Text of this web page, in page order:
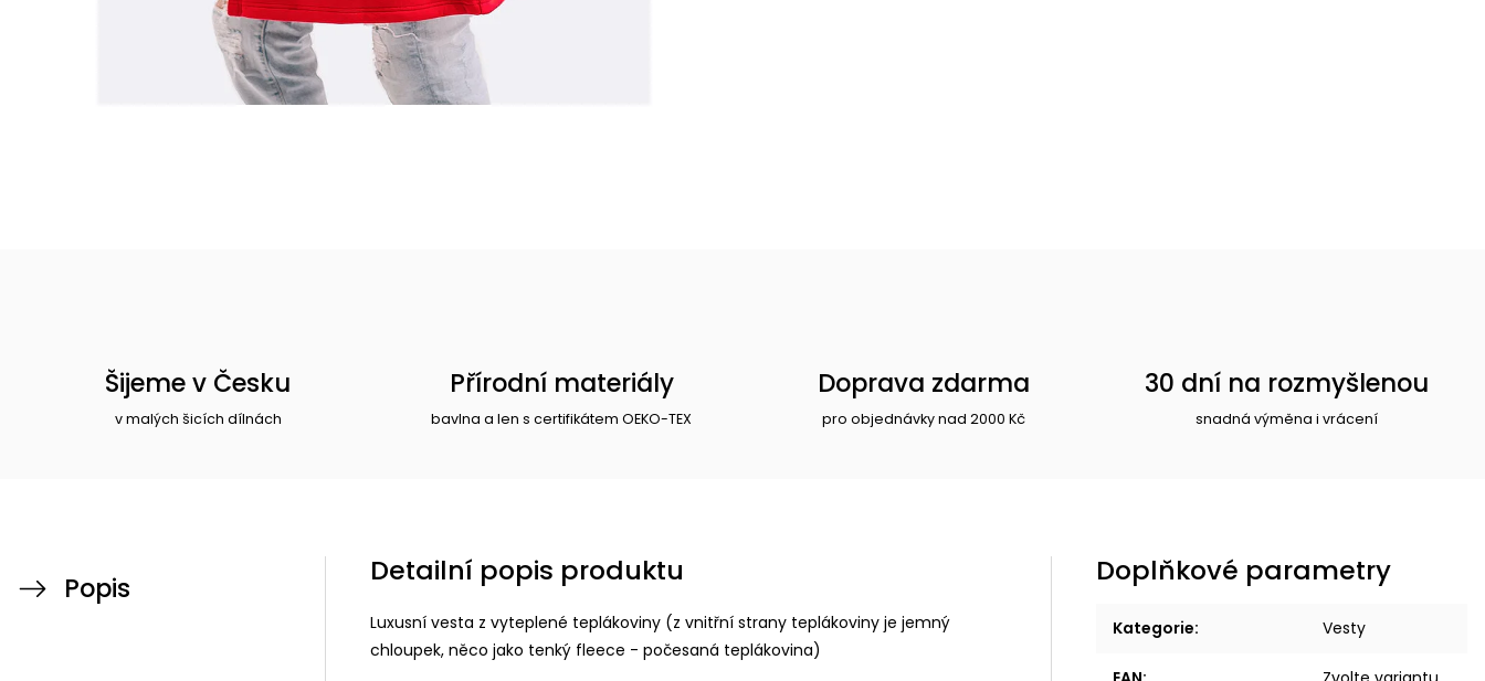
Šijeme v Česku
v malých šicích dílnách
Přírodní materiály
bavlna a len s certifikátem OEKO-TEX
Doprava zdarma
pro objednávky nad 2000 Kč
30 dní na rozmyšlenou
snadná výměna i vrácení
Popis Detailní popis produktu
Luxusní vesta z vyteplené teplákoviny (z vnitřní strany teplákoviny je jemný
chloupek, něco jako tenký fleece - počesaná teplákovina)
Doplňkové parametry
Kategorie: Vesty